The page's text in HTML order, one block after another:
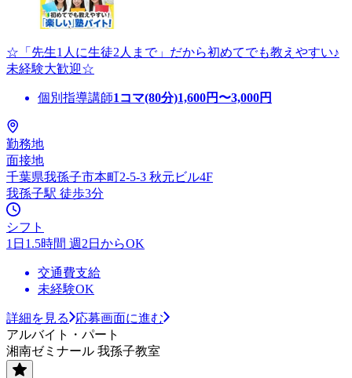
☆「先生1人に生徒2人まで」だから初めてでも教えやすい♪
未経験大歓迎☆
個別指導講師1コマ(80分)1,600円〜3,000円
勤務地
面接地
千葉県我孫子市本町2-5-3 秋元ビル4F
我孫子駅 徒歩3分
シフト
1日1.5時間 週2日からOK
交通費支給
未経験OK
詳細を見る
応募画面に進む
アルバイト・パート
湘南ゼミナール 我孫子教室